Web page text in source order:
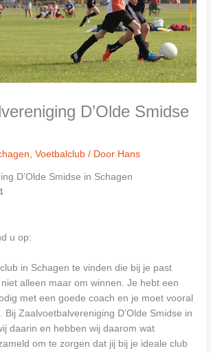
D’Olde Smidse
,Voetbalclub / Door Hans
D’Olde Smidse in Schagen
u op:
in Schagen te vinden die bij je past
alleen maar om winnen. Je hebt een
met een goede coach en je moet vooral
Bij Zaalvoetbalvereniging D’Olde Smidse in
daarin en hebben wij daarom wat
om te zorgen dat jij bij je ideale club